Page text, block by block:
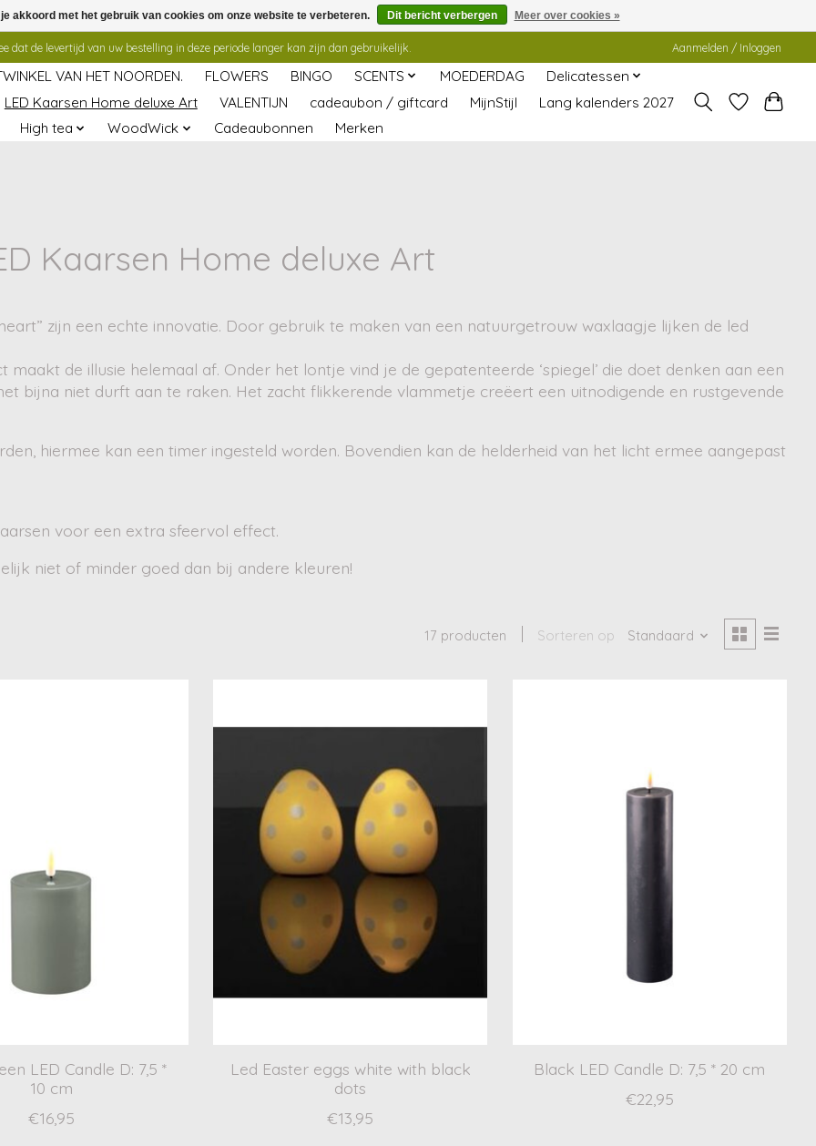
dat de levertijd van uw bestelling in deze periode langer kan zijn dan gebruikelijk. Aanmelden / Inloggen
VAN HET NOORDEN. FLOWERS BINGO SCENTS MOEDERDAG
Delicatessen
LED Kaarsen Home deluxe Art VALENTIJN cadeaubon / giftcard MijnStijl
Lang kalenders 2027
High tea
WoodWick Cadeaubonnen Merken
Kaarsen Home deluxe Art
zijn een echte innovatie. Door gebruik te maken van een natuurgetrouw waxlaagje lijken de led
de illusie helemaal af. Onder het lontje vind je de gepatenteerde ‘spiegel’ die doet denken aan een
bijna niet durft aan te raken. Het zacht flikkerende vlammetje creëert een uitnodigende en rustgevende
hiermee kan een timer ingesteld worden. Bovendien kan de helderheid van het licht ermee aangepast
voor een extra sfeervol effect.
niet of minder goed dan bij andere kleuren!
17 producten Sorteren op Standaard
LED Candle D: 7,5 *
10 cm
€16,95
Led Easter eggs white with black
dots
€13,95
Black LED Candle D: 7,5 * 20 cm
€22,95
akkoord met het gebruik van cookies om onze website te verbeteren. Dit bericht verbergen Meer over cookies »